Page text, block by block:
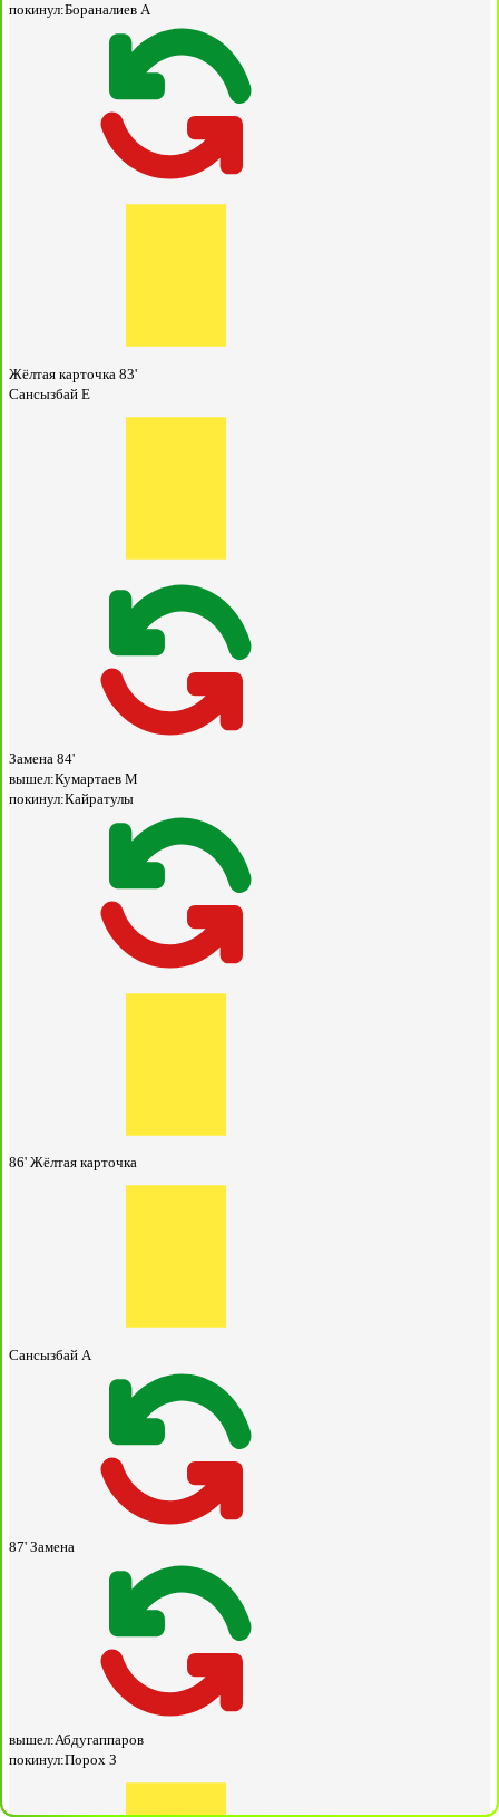
покинул:Бораналиев А
Жёлтая карточка 83'
Сансызбай Е
Замена 84'
вышел:Кумартаев М
покинул:Кайратулы
86' Жёлтая карточка
Сансызбай А
87' Замена
вышел:Абдугаппаров
покинул:Порох З